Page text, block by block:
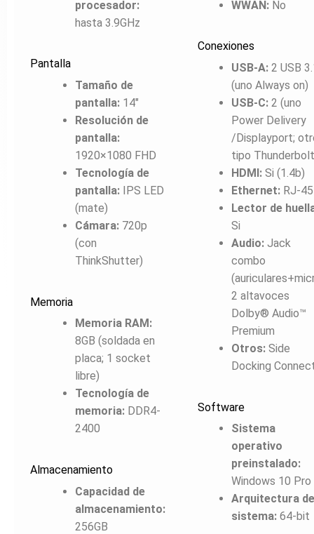
procesador:
hasta 3.9GHz
Pantalla
Tamaño de
pantalla:14″
Resolución de
pantalla:
1920×1080 FHD
Tecnología de
pantalla:IPS LED
(mate)
Cámara:720p
(con
ThinkShutter)
Memoria
Memoria RAM:
8GB (soldada en
placa; 1 socket
libre)
Tecnología de
memoria:DDR4-
2400
Almacenamiento
Capacidad de
almacenamiento:
256GB
WWAN:No
Conexiones
USB-A:2 USB
(uno Always on)
USB-C:2 (uno
Power Delivery
/Displayport;
tipo
HDMI:Si (1.4b)
Ethernet:RJ-45
Lector de
Si
Audio:Jack
combo
2 altavoces
Dolby® Audio™
Premium
Otros:Side
Docking
Software
Sistema
operativo
preinstalado:
Windows 10 Pro
Arquitectura
sistema:64-bit